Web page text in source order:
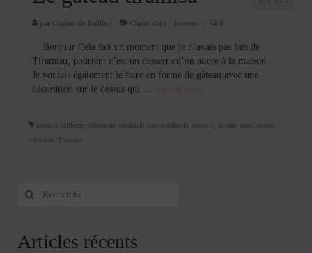
par Cuisine de Fadila Classé dans : desserts 6
Bonjour Cela fait un moment que je n’avais pas fais de
Tiramisu, pourtant c’est un dessert qu’on adore à la maison .
Je voulais également le faire en forme de gâteau avec une
décoration sur le dessus qui …
biscuits cuillères christophe michalak cuisinedefadila desserts douille saint honoré
michalak
Tiramisu
Rechercher
Articles récents